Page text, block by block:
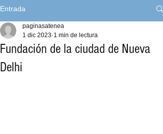
Entrada
Fundación de la ciudad de Nueva
Delhi
paginasatenea
1 dic 2023 1 min de lectura